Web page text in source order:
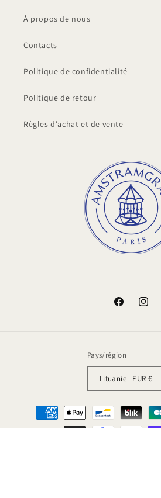
À propos de nous
Contacts
Politique de confidentialité
Politique de retour
Règles d'achat et de vente
Facebook
Pays/région
Lituanie | EUR €
Moyens